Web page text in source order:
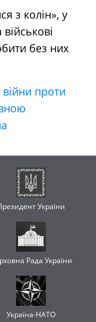
з колін», у
без них
проти
України
Рада України
Україна-НАТО